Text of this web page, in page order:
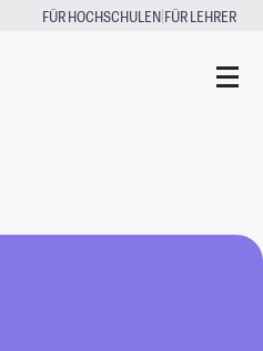
FÜR HOCHSCHULEN|FÜR LEHRER